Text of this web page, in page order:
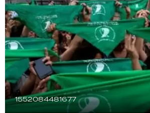
1552084481677
PALABRAS
HORÓSCOPO
Seguinos